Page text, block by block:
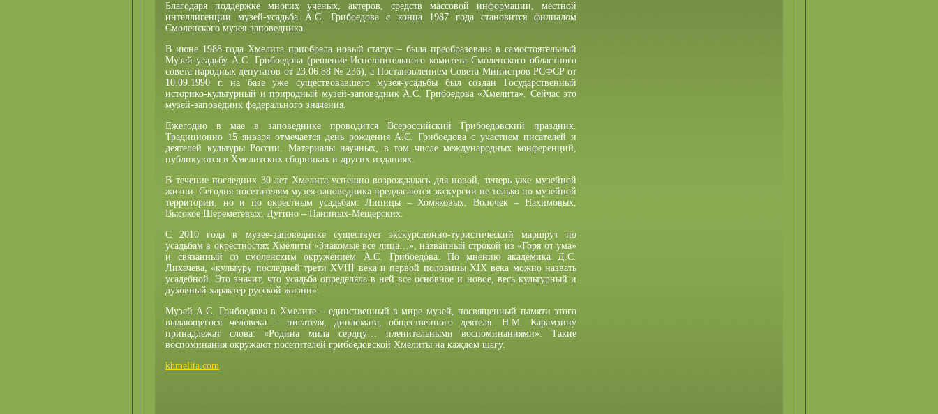
Благодаря поддержке многих ученых, актеров, средств массовой информации, местной
интеллигенции музей-усадьба А.С. Грибоедова с конца 1987 года становится филиалом
Смоленского музея-заповедника.
В июне 1988 года Хмелита приобрела новый статус – была преобразована в самостоятельный
Музей-усадьбу А.С. Грибоедова (решение Исполнительного комитета Смоленского областного
совета народных депутатов от 23.06.88 № 236), а Постановлением Совета Министров РСФСР от
10.09.1990 г. на базе уже существовавшего музея-усадьбы был создан Государственный
историко-культурный и природный музей-заповедник А.С. Грибоедова «Хмелита». Сейчас это
музей-заповедник федерального значения.
Ежегодно в мае в заповеднике проводится Всероссийский Грибоедовский праздник.
Традиционно 15 января отмечается день рождения А.С. Грибоедова с участием писателей и
деятелей культуры России. Материалы научных, в том числе международных конференций,
публикуются в Хмелитских сборниках и других изданиях.
В течение последних 30 лет Хмелита успешно возрождалась для новой, теперь уже музейной
жизни. Сегодня посетителям музея-заповедника предлагаются экскурсии не только по музейной
территории, но и по окрестным усадьбам: Липицы – Хомяковых, Волочек – Нахимовых,
Высокое Шереметевых, Дугино – Паниных-Мещерских.
С 2010 года в музее-заповеднике существует экскурсионно-туристический маршрут по
усадьбам в окрестностях Хмелиты «Знакомые все лица…», названный строкой из «Горя от ума»
и связанный со смоленским окружением А.С. Грибоедова. По мнению академика Д.С.
Лихачева, «культуру последней трети XVIII века и первой половины XIX века можно назвать
усадебной. Это значит, что усадьба определяла в ней все основное и новое, весь культурный и
духовный характер русской жизни».
Музей А.С. Грибоедова в Хмелите – единственный в мире музей, посвященный памяти этого
выдающегося человека – писателя, дипломата, общественного деятеля. Н.М. Карамзину
принадлежат слова: «Родина мила сердцу… пленительными воспоминаниями». Такие
воспоминания окружают посетителей грибоедовской Хмелиты на каждом шагу.
khmelita.com